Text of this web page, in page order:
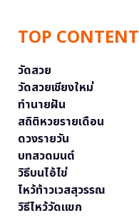
TOP CONTENT
วัดสวย
วัดสวยเชียงใหม่
ทำนายฝัน
สถิติหวยรายเดือน
ดวงรายวัน
บทสวดมนต์
วิธีบนไอ้ไข่
ไหว้ท้าวเวสสุวรรณ
วิธีไหว้วัดแขก